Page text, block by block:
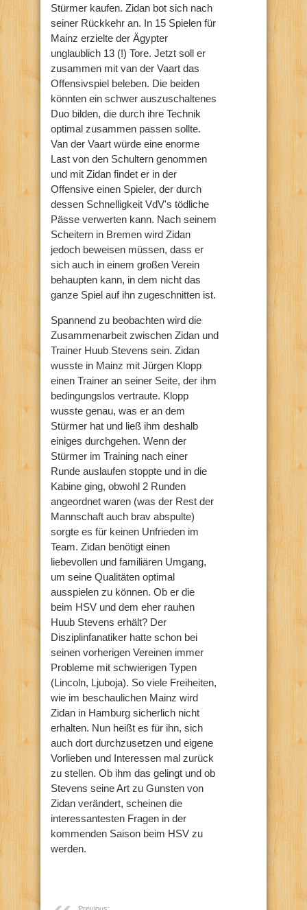
Stürmer kaufen. Zidan bot sich nach
seiner Rückkehr an. In 15 Spielen für
Mainz erzielte der Ägypter
unglaublich 13 (!) Tore. Jetzt soll er
zusammen mit van der Vaart das
Offensivspiel beleben. Die beiden
könnten ein schwer auszuschaltenes
Duo bilden, die durch ihre Technik
optimal zusammen passen sollte.
Van der Vaart würde eine enorme
Last von den Schultern genommen
und mit Zidan findet er in der
Offensive einen Spieler, der durch
dessen Schnelligkeit VdV's tödliche
Pässe verwerten kann. Nach seinem
Scheitern in Bremen wird Zidan
jedoch beweisen müssen, dass er
sich auch in einem großen Verein
behaupten kann, in dem nicht das
ganze Spiel auf ihn zugeschnitten ist.
Spannend zu beobachten wird die
Zusammenarbeit zwischen Zidan und
Trainer Huub Stevens sein. Zidan
wusste in Mainz mit Jürgen Klopp
einen Trainer an seiner Seite, der ihm
bedingungslos vertraute. Klopp
wusste genau, was er an dem
Stürmer hat und ließ ihm deshalb
einiges durchgehen. Wenn der
Stürmer im Training nach einer
Runde auslaufen stoppte und in die
Kabine ging, obwohl 2 Runden
angeordnet waren (was der Rest der
Mannschaft auch brav abspulte)
sorgte es für keinen Unfrieden im
Team. Zidan benötigt einen
liebevollen und familiären Umgang,
um seine Qualitäten optimal
ausspielen zu können. Ob er die
beim HSV und dem eher rauhen
Huub Stevens erhält? Der
Disziplinfanatiker hatte schon bei
seinen vorherigen Vereinen immer
Probleme mit schwierigen Typen
(Lincoln, Ljuboja). So viele Freiheiten,
wie im beschaulichen Mainz wird
Zidan in Hamburg sicherlich nicht
erhalten. Nun heißt es für ihn, sich
auch dort durchzusetzen und eigene
Vorlieben und Interessen mal zurück
zu stellen. Ob ihm das gelingt und ob
Stevens seine Art zu Gunsten von
Zidan verändert, scheinen die
interessantesten Fragen in der
kommenden Saison beim HSV zu
werden.
Previous: